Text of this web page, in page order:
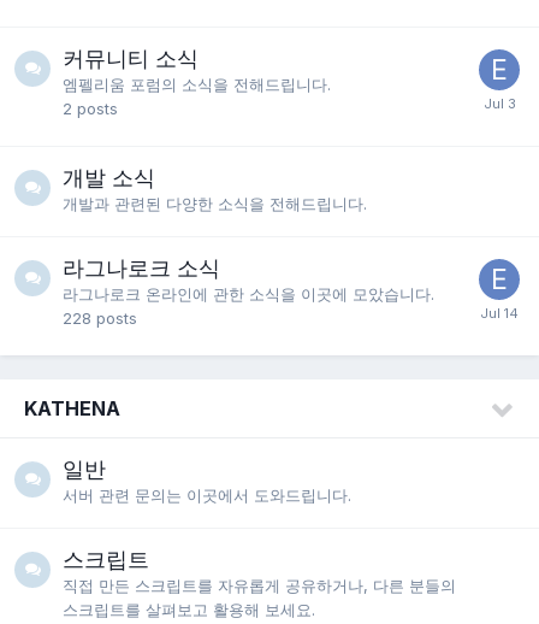
커뮤니티 소식
엠펠리움 포럼의 소식을 전해드립니다.
2 posts
개발 소식
개발과 관련된 다양한 소식을 전해드립니다.
라그나로크 소식
라그나로크 온라인에 관한 소식을 이곳에 모았습니다.
228 posts
KATHENA
일반
서버 관련 문의는 이곳에서 도와드립니다.
스크립트
직접 만든 스크립트를 자유롭게 공유하거나, 다른 분들의
스크립트를 살펴보고 활용해 보세요.